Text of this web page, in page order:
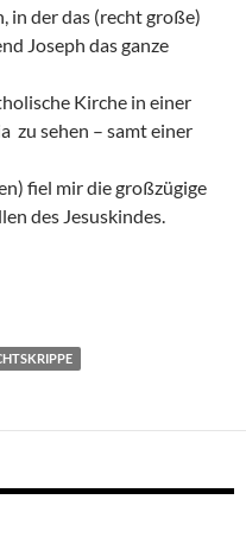
in der das (recht große)
Joseph das ganze
Kirche in einer
zu sehen – samt einer
fiel mir die großzügige
des Jesuskindes.